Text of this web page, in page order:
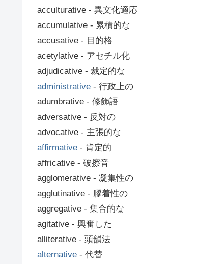
acculturative ‐ 異文化適応
accumulative ‐ 累積的な
accusative ‐ 目的格
acetylative ‐ アセチル化
adjudicative ‐ 裁定的な
administrative ‐ 行政上の
adumbrative ‐ 修飾語
adversative ‐ 反対の
advocative ‐ 主張的な
affirmative ‐ 肯定的
affricative ‐ 破擦音
agglomerative ‐ 凝集性の
agglutinative ‐ 膠着性の
aggregative ‐ 集合的な
agitative ‐ 興奮した
alliterative ‐ 頭韻法
alternative ‐ 代替